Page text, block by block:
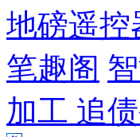
地磅遥控
笔趣阁
加工 追